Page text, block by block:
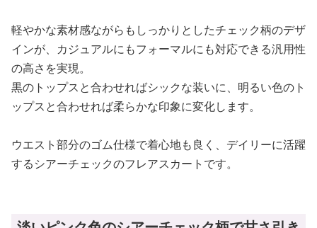
軽やかな素材感ながらもしっかりとしたチェック柄のデザ
インが、カジュアルにもフォーマルにも対応できる汎用性
の高さを実現。
黒のトップスと合わせればシックな装いに、明るい色のト
ップスと合わせれば柔らかな印象に変化します。
ウエスト部分のゴム仕様で着心地も良く、デイリーに活躍
するシアーチェックのフレアスカートです。